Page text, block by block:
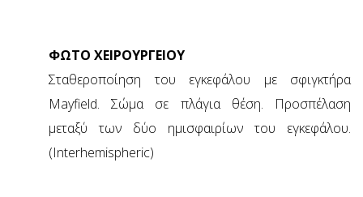
ΦΩΤΟ ΧΕΙΡΟΥΡΓΕΙΟΥ
Σταθεροποίηση του εγκεφάλου με σφιγκτήρα
Mayfield. Σώμα σε πλάγια θέση. Προσπέλαση
μεταξύ των δύο ημισφαιρίων του εγκεφάλου.
(Interhemispheric)